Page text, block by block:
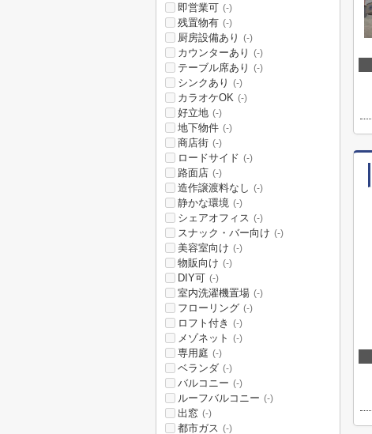
即営業可 (-)
残置物有 (-)
厨房設備あり (-)
カウンターあり (-)
テーブル席あり (-)
シンクあり (-)
カラオケOK (-)
好立地 (-)
地下物件 (-)
商店街 (-)
ロードサイド (-)
路面店 (-)
造作譲渡料なし (-)
静かな環境 (-)
シェアオフィス (-)
スナック・バー向け (-)
美容室向け (-)
物販向け (-)
DIY可 (-)
室内洗濯機置場 (-)
フローリング (-)
ロフト付き (-)
メゾネット (-)
専用庭 (-)
ベランダ (-)
バルコニー (-)
ルーフバルコニー (-)
出窓 (-)
都市ガス (-)